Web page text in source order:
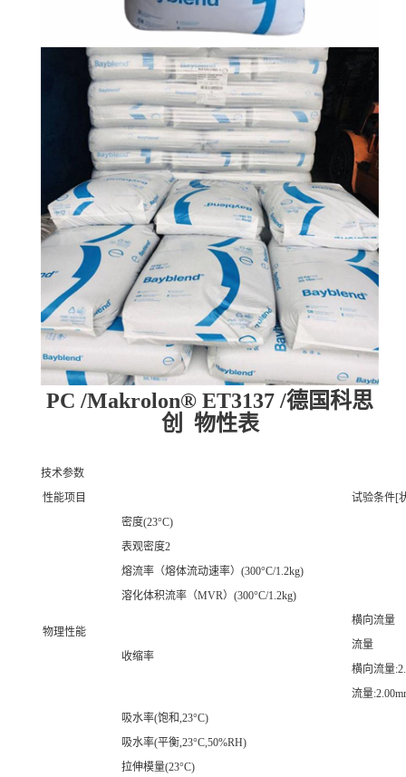
PC /Makrolon® ET3137 /德国科思
创 物性表
技术参数
性能项目
试验条件[
物理性能
密度(23°C)
表观密度2
熔流率（熔体流动速率）(300°C/1.2kg)
溶化体积流率（MVR）(300°C/1.2kg)
收缩率
横向流量
流量
横向流量
流量
吸水率(饱和,23°C)
吸水率(平衡,23°C,50%RH)
拉伸模量(23°C)